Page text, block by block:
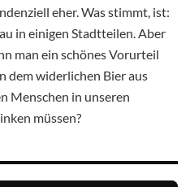
eher. Was stimmt, ist:
in einigen Stadtteilen. Aber
man ein schönes Vorurteil
dem widerlichen Bier aus
Menschen in unseren
müssen?